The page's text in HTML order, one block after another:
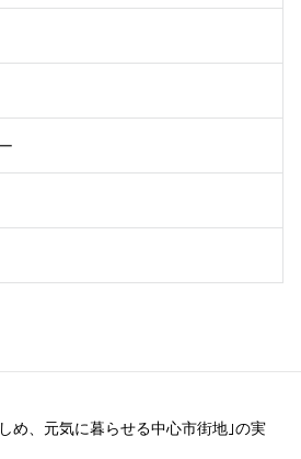
め、元気に暮らせる中心市街地｣の実